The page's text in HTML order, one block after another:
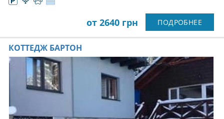
от 2640 грн ПОДРОБНЕЕ
КОТТЕДЖ БАРТОН